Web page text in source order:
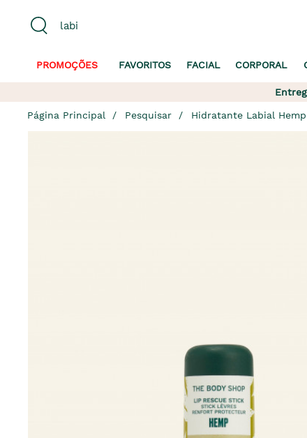
PROMOÇÕES FAVORITOS FACIAL CORPORAL
Página Principal Pesquisar Hidratante Labial